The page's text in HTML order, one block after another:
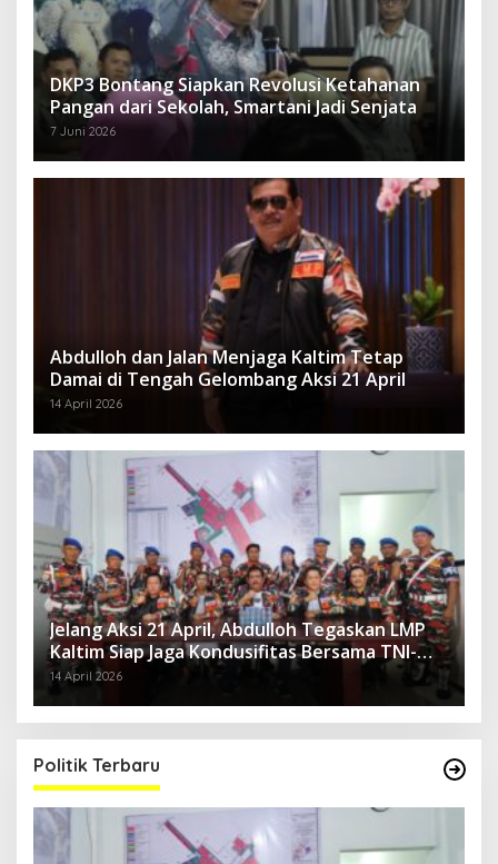
DKP3 Bontang Siapkan Revolusi Ketahanan
Pangan dari Sekolah, Smartani Jadi Senjata
7 Juni 2026
Abdulloh dan Jalan Menjaga Kaltim Tetap
Damai di Tengah Gelombang Aksi 21 April
14 April 2026
Jelang Aksi 21 April, Abdulloh Tegaskan LMP
Kaltim Siap Jaga Kondusifitas Bersama TNI-
Polri
14 April 2026
Politik Terbaru